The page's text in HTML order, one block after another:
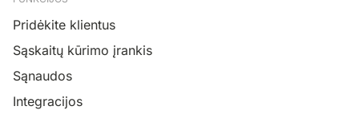
Pridėkite klientus
Sąskaitų kūrimo įrankis
Sąnaudos
Integracijos